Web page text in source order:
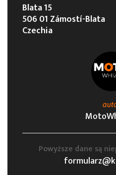
Blata 15
506 01 Zámostí-Blata
Czechia
Powyższe dane są